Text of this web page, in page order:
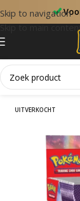
Skip to navigation
Skip to main
Home Booster
UITVERKOCHT